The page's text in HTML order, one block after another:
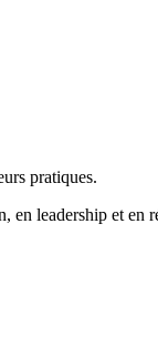
pratiques.
en leadership et en